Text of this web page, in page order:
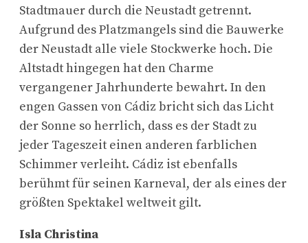
Stadtmauer durch die Neustadt getrennt.
Aufgrund des Platzmangels sind die Bauwerke
der Neustadt alle viele Stockwerke hoch. Die
Altstadt hingegen hat den Charme
vergangener Jahrhunderte bewahrt. In den
engen Gassen von Cádiz bricht sich das Licht
der Sonne so herrlich, dass es der Stadt zu
jeder Tageszeit einen anderen farblichen
Schimmer verleiht. Cádiz ist ebenfalls
berühmt für seinen Karneval, der als eines der
größten Spektakel weltweit gilt.
Isla Christina